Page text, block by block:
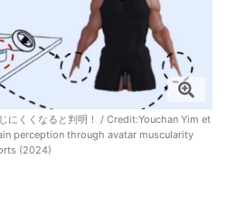
にくくなると判明！ / Credit:Youchan Yim et
perception through avatar muscularity
(2024)